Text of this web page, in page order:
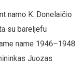
namo K. Donelaičio
su bareljefu
name 1946–1948
Juozas